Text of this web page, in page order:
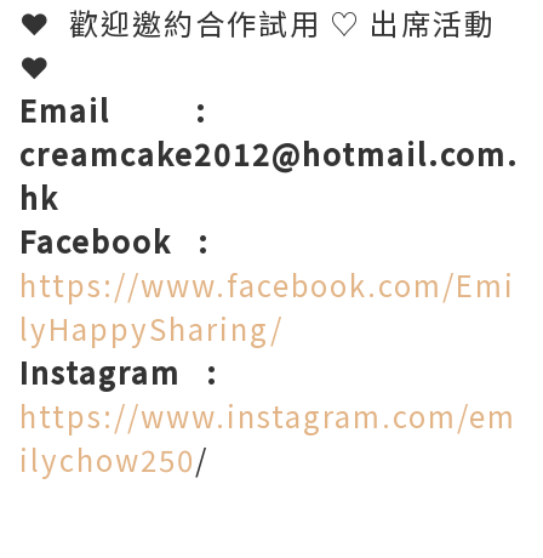
❤ 歡迎邀約合作試用 ♡ 出席活動
❤
Email
:
creamcake2012@hotmail.com.
hk
Facebook
:
https://www.facebook.com/Emi
lyHappySharing/
Instagram
:
https://www.instagram.com/em
ilychow250/